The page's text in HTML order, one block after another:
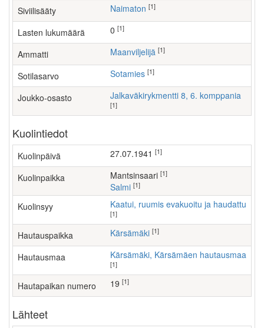
Siviilisääty Naimaton [1]
Lasten lukumäärä [1]
Ammatti maanviljelijä [1]
Sotilasarvo Sotamies [1]
Joukko-osasto Jalkaväkirykmentti 8, 6. komppania
[1]
Kuolintiedot
Kuolinpäivä 27.07.1941 [1]
Kuolinpaikka Mantsinsaari [1]
Salmi [1]
Kuolinsyy Kaatui, ruumis evakuoitu ja haudattu
[1]
Hautauspaikka Kärsämäki [1]
Hautausmaa Kärsämäki, Kärsämäen hautausmaa
[1]
Hautapaikan numero 19 [1]
Lähteet